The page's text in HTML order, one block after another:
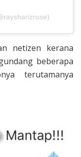
netizen kerana
beberapa
terutamanya